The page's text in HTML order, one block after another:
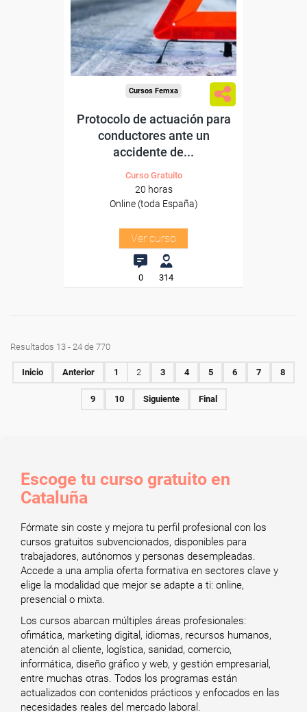
trabajadores y autónomos.
Sector
-Transporte y Logística.
Cursos Femxa
Protocolo de actuación para
conductores ante un
accidente de...
Curso Gratuito
20 horas
Online (toda España)
Ver curso
0 314
Resultados 13 - 24 de 770
Inicio Anterior 1 2 3 4 5 6 7 8
9 10 Siguiente Final
Escoge tu curso gratuito en
Cataluña
Fórmate sin coste y mejora tu perfil profesional con los
cursos gratuitos subvencionados, disponibles para
trabajadores, autónomos y personas desempleadas.
Accede a una amplia oferta formativa en sectores clave y
elige la modalidad que mejor se adapte a ti: online,
presencial o mixta.
Los cursos abarcan múltiples áreas profesionales:
ofimática, marketing digital, idiomas, recursos humanos,
atención al cliente, logística, sanidad, comercio,
informática, diseño gráfico y web, y gestión empresarial,
entre muchas otras. Todos los programas están
actualizados con contenidos prácticos y enfocados en las
necesidades reales del mercado laboral.